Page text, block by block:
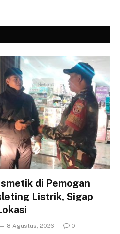
di Pemogan
Listrik, Sigap
8 Agustus, 2026 0